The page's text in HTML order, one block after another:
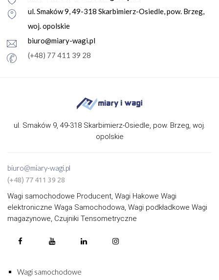
ul. Smaków 9, 49-318 Skarbimierz-Osiedle, pow. Brzeg,
woj. opolskie
biuro@miary-wagi.pl
(+48) 77 411 39 28
ul. Smaków 9, 49-318 Skarbimierz-Osiedle, pow. Brzeg, woj.
opolskie
biuro@miary-wagi.pl
(+48) 77 411 39 28
Wagi samochodowe Producent, Wagi Hakowe Wagi
elektroniczne Waga Samochodowa, Wagi podkładkowe Wagi
magazynowe, Czujniki Tensometryczne
Wagi samochodowe